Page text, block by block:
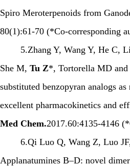
Spiro Meroterpenoids from
80(1):61-70 (*Co-corresponding
5.Zhang Y, Wang Y, He C,
She M, Tu Z*, Tortorella MD and
substituted benzopyran analogs
excellent pharmacokinetics and
Med Chem.2017.60:4135-4146
6.Qi Luo Q, Wang Z, Luo
Applanatumines B–D: novel